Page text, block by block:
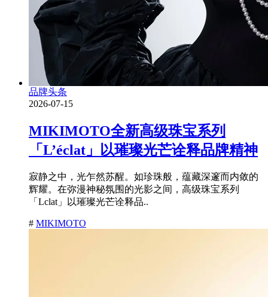
品牌头条
2026-07-15
MIKIMOTO全新高级珠宝系列
「L’éclat」以璀璨光芒诠释品牌精神
寂静之中，光乍然苏醒。如珍珠般，蕴藏深邃而内敛的
辉耀。在弥漫神秘氛围的光影之间，高级珠宝系列
「Lclat」以璀璨光芒诠释品..
# MIKIMOTO